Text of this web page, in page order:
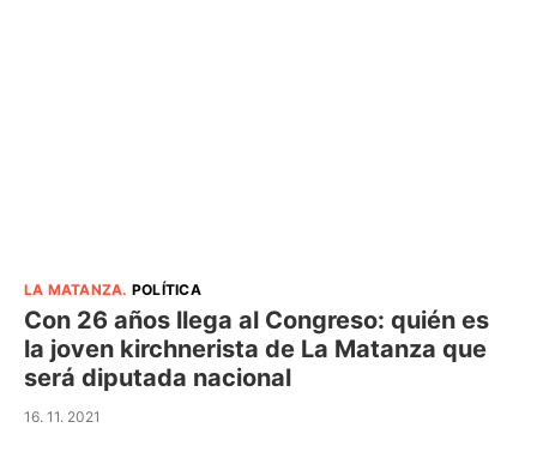
LA MATANZA. POLÍTICA
Con 26 años llega al Congreso: quién es
la joven kirchnerista de La Matanza que
será diputada nacional
16. 11. 2021